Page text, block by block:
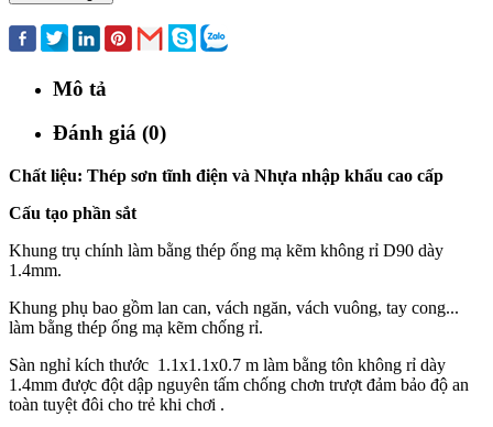
Mô tả
Đánh giá (0)
Chất liệu: Thép sơn tĩnh điện và Nhựa nhập khẩu cao cấp
Cấu tạo phần sắt
Khung trụ chính làm bằng thép ống mạ kẽm không rỉ D90 dày
1.4mm.
Khung phụ bao gồm lan can, vách ngăn, vách vuông, tay cong...
làm bằng thép ống mạ kẽm chống rỉ.
Sàn nghỉ kích thước 1.1x1.1x0.7 m làm bằng tôn không rỉ dày
1.4mm được đột dập nguyên tấm chống chơn trượt đảm bảo độ an
toàn tuyệt đôi cho trẻ khi chơi .